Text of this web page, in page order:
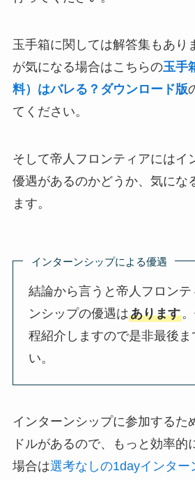
玉手箱に関しては解答集もあり
が気になる場合はこちらの玉手
料）はバレる？ダウンロード版
てください。
そして帝人フロンティアにはイ
優遇があるのかどうか、気にな
ます。
インターンシップによる優遇
結論から言うと帝人フロン
ンシップの優遇はあります
程紹介しますので是非最後ま
い。
インターンシップに参加するた
ドルがあるので、もっと効率的
場合は選考なしの1dayインター